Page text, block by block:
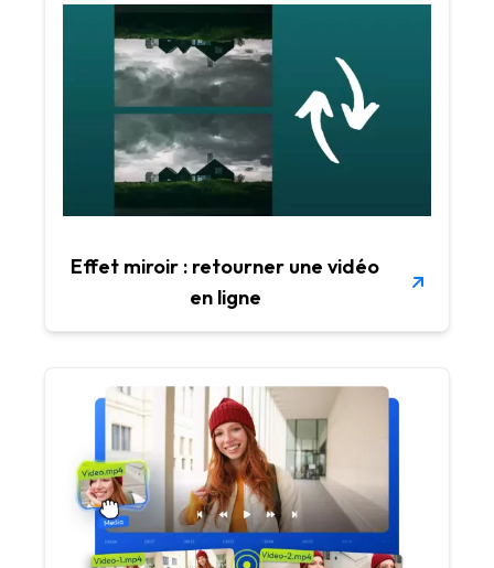
Effet miroir : retourner une vidéo
en ligne